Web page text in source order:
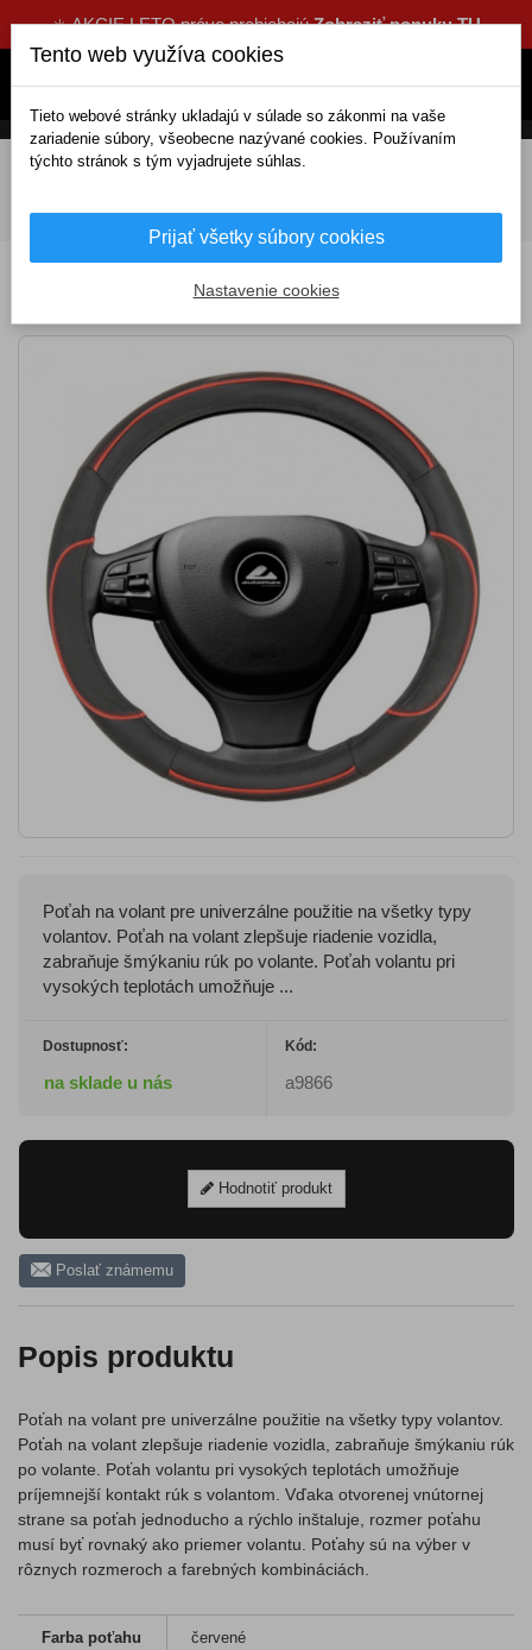
☀️ AKCIE LETO práve prebiehajúZobraziť ponuku TU
DOMOV Interiérové doplnky
39cm
Poťah na volant pre univerzálne použitie na všetky typy
volantov. Poťah na volant zlepšuje riadenie vozidla,
zabraňuje šmýkaniu rúk po volante. Poťah volantu pri
vysokých teplotách umožňuje ...
Dostupnosť:
na sklade u nás
Kód:
a9866
Hodnotiť produkt
Poslať známemu
Popis produktu
Poťah na volant pre univerzálne použitie na všetky typy volantov.
Poťah na volant zlepšuje riadenie vozidla, zabraňuje šmýkaniu rúk
po volante. Poťah volantu pri vysokých teplotách umožňuje
príjemnejší kontakt rúk s volantom. Vďaka otvorenej vnútornej
strane sa poťah jednoducho a rýchlo inštaluje, rozmer poťahu
musí byť rovnaký ako priemer volantu. Poťahy sú na výber v
rôznych rozmeroch a farebných kombináciách.
Farba poťahu červené
Tento web využíva cookies
Tieto webové stránky ukladajú v súlade so zákonmi na vaše
zariadenie súbory, všeobecne nazývané cookies. Používaním
týchto stránok s tým vyjadrujete súhlas.
Prijať všetky súbory cookies
Nastavenie cookies